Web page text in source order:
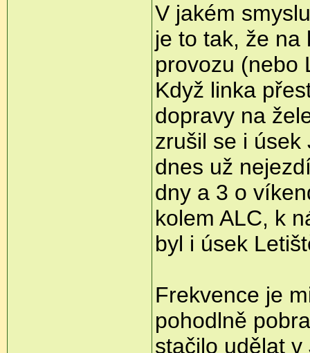
V jakém
je to tak, že
provozu (nebo
Když linka
dopravy na
zrušil se i
dnes už
dny a 3 o
kolem ALC, k
byl i úsek
Frekvence je
pohodlně
stačilo udělat